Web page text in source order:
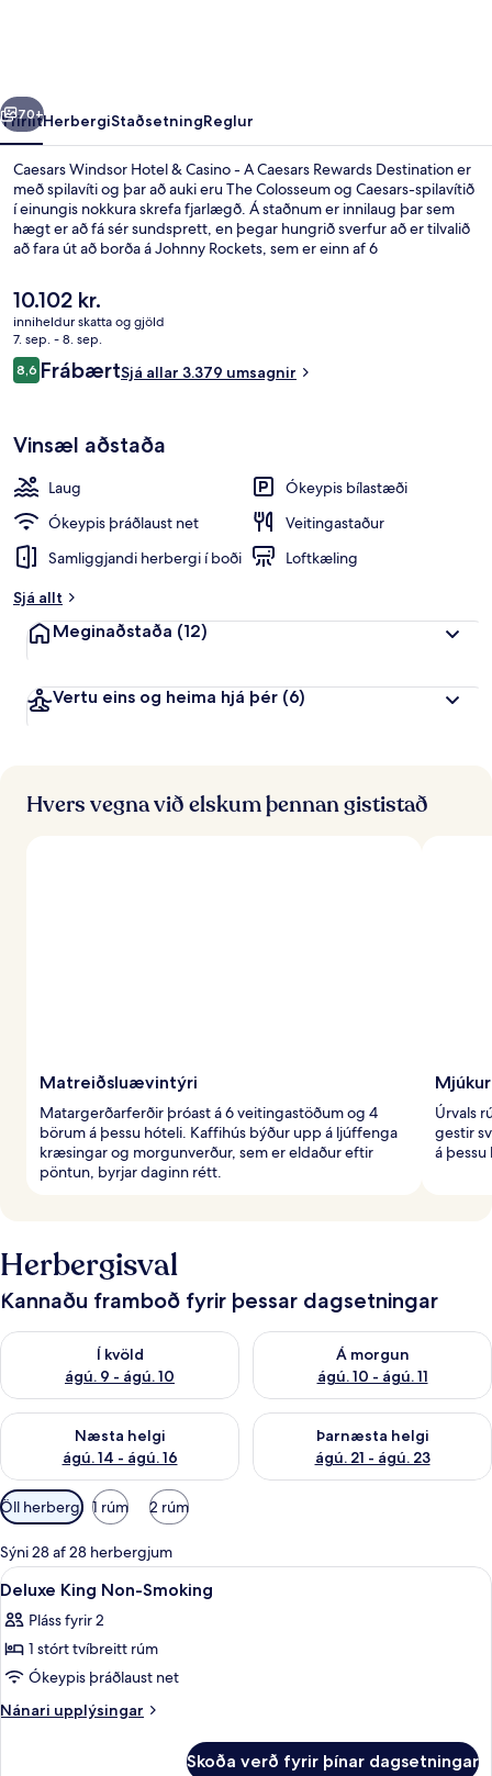
A
Caesars
Rewards
Destination
Næsta
70+
YfirlitHerbergiStaðsetningReglur
Caesars Windsor Hotel & Casino - A Caesars Rewards Destination er
með spilavíti og þar að auki eru The Colosseum og Caesars-spilavítið
í einungis nokkura skrefa fjarlægð. Á staðnum er innilaug þar sem
hægt er að fá sér sundsprett, en þegar hungrið sverfur að er tilvalið
að fara út að borða á Johnny Rockets, sem er einn af 6
hádegisverð og kvöldverð. Á staðnum eru einnig 4 barir/setustofur,
líkamsræktarstöð og gufubað. Þægileg rúm og hjálpsamt starfsfólk
eru meðal helstu kosta gististaðarins að mati ferðamanna sem hafa
heimsótt hann.
Núverandi
verð
er
10.102 kr.
10.102 kr.
inniheldur skatta og gjöld
7. sep. - 8. sep.
Umsagnir
8,68,6 af 10
FrábærtSjá allar 3.379 umsagnir
Vinsæl aðstaða
Laug
Ókeypis bílastæði
Ókeypis þráðlaust net
Veitingastaður
Samliggjandi herbergi í boði
Loftkæling
Sjá allt
Meginaðstaða (12)
Vertu eins og heima hjá þér (6)
Hvers vegna við elskum þennan gististað
Matreiðsluævintýri
Matargerðarferðir þróast á 6 veitingastöðum og 4
börum á þessu hóteli. Kaffihús býður upp á ljúffenga
kræsingar og morgunverður, sem er eldaður eftir
pöntun, byrjar daginn rétt.
Úrvals
gestir
á þessu
Herbergisval
Kannaðu framboð fyrir þessar dagsetningar
Í kvöld
ágú. 9 - ágú. 10
Athuga framboð í kvöld ágú. 9 - ágú. 10
Á morgun
ágú. 10 - ágú. 11
Athuga framboð á morgun
Næsta helgi
ágú. 14 - ágú. 16
Athuga framboð næstu helgi ágú. 14 - ágú. 16
Þarnæsta helgi
ágú. 21 - ágú. 23
Athuga framboð þarnæstu
Síur
í
boði
fyrir
herbergi
Öll herbergi 1 rúm 2 rúm
Sýni 28 af 28 herbergjum
Skoða
allar
myndir
fyrir
Deluxe
King
1
Deluxe King Non-Smoking
Pláss fyrir 2
1 stórt tvíbreitt rúm
Ókeypis þráðlaust net
Nánari upplýsingar
Nánari
Skoða verð fyrir þínar dagsetningar